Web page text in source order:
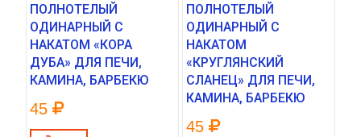
ПОЛНОТЕЛЫЙ
ОДИНАРНЫЙ С
НАКАТОМ «КОРА
ДУБА» ДЛЯ ПЕЧИ,
КАМИНА, БАРБЕКЮ
45
ПОЛНОТЕЛЫЙ
ОДИНАРНЫЙ С
НАКАТОМ
«КРУГЛЯНСКИЙ
СЛАНЕЦ» ДЛЯ ПЕЧИ,
КАМИНА, БАРБЕКЮ
45